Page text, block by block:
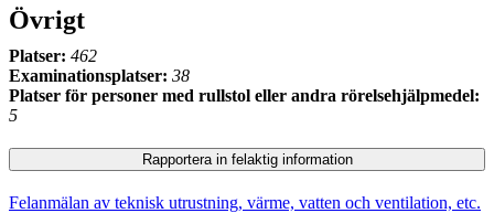
Övrigt
Platser: 462
Examinationsplatser: 38
Platser för personer med rullstol eller andra rörelsehjälpmedel:
5
Rapportera in felaktig information
Felanmälan av teknisk utrustning, värme, vatten och ventilation, etc.